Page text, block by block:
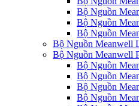
Bộ Nguồn
Bộ Nguồn
Bộ Nguồn
Bộ Nguồn Meanwell
Bộ Nguồn Meanwell
Bộ Nguồn
Bộ Nguồn
Bộ Nguồn
Bộ Nguồn